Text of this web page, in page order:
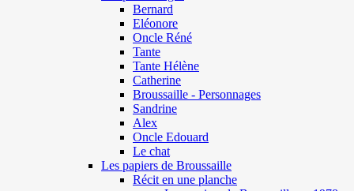
Bernard
Eléonore
Oncle Réné
Tante
Tante Hélène
Catherine
Broussaille - Personnages
Sandrine
Alex
Oncle Edouard
Le chat
Les papiers de Broussaille
Récit en une planche